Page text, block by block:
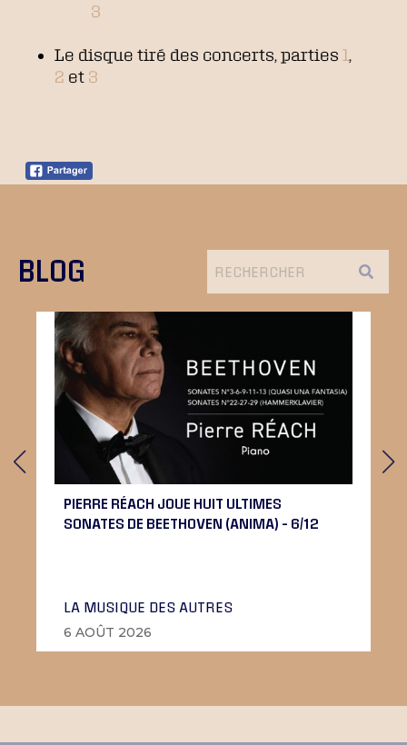
3
Le disque tiré des concerts, parties 1,
2 et 3
BLOG
PIERRE RÉACH JOUE HUIT ULTIMES
SONATES DE BEETHOVEN (ANIMA) – 6/12
LA MUSIQUE DES AUTRES
6 AOÛT 2026